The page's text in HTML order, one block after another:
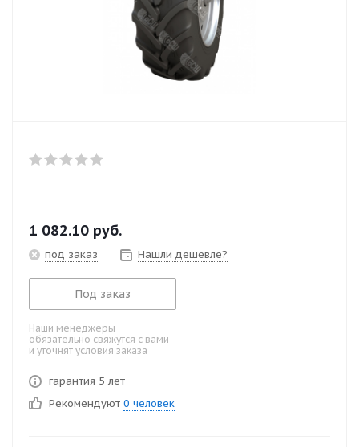
1 082.10 руб.
под заказ Нашли дешевле?
Под заказ
Наши менеджеры
обязательно свяжутся с вами
и уточнят условия заказа
гарантия 5 лет
Рекомендуют 0 человек